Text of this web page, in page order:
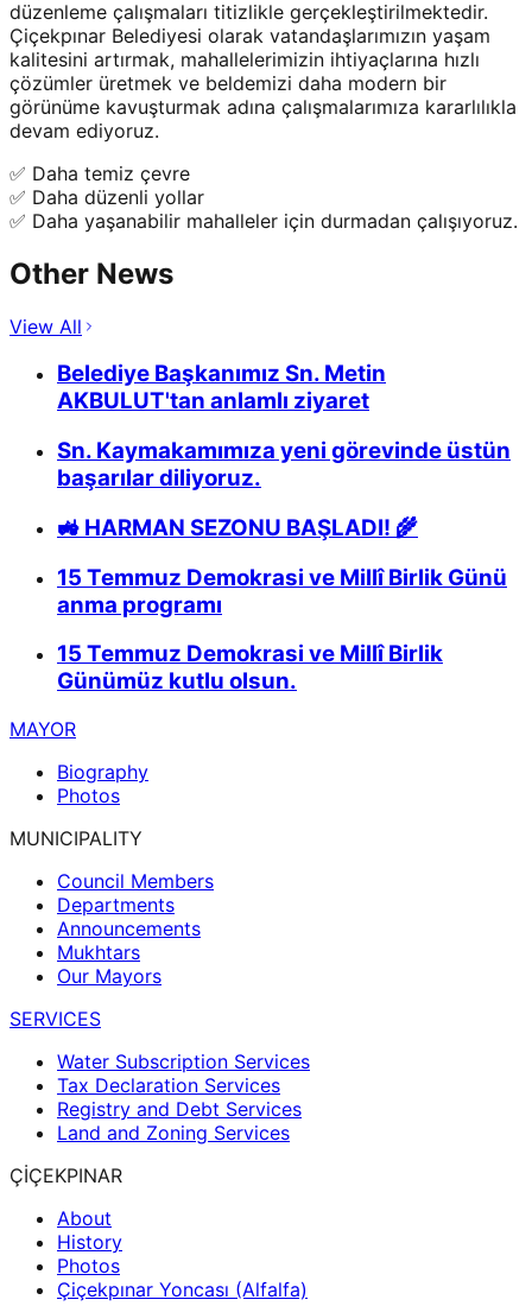
düzenleme çalışmaları titizlikle gerçekleştirilmektedir.
Çiçekpınar Belediyesi olarak vatandaşlarımızın yaşam
kalitesini artırmak, mahallelerimizin ihtiyaçlarına hızlı
çözümler üretmek ve beldemizi daha modern bir
görünüme kavuşturmak adına çalışmalarımıza kararlılıkla
devam ediyoruz.
✅ Daha temiz çevre
✅ Daha düzenli yollar
✅ Daha yaşanabilir mahalleler için durmadan çalışıyoruz.
Other News
View All
Belediye Başkanımız Sn. Metin
AKBULUT'tan anlamlı ziyaret
Sn. Kaymakamımıza yeni görevinde üstün
başarılar diliyoruz.
🚜 HARMAN SEZONU BAŞLADI! 🌾
15 Temmuz Demokrasi ve Millî Birlik Günü
anma programı
15 Temmuz Demokrasi ve Millî Birlik
Günümüz kutlu olsun.
MAYOR
Biography
Photos
MUNICIPALITY
Council Members
Departments
Announcements
Mukhtars
Our Mayors
SERVICES
Water Subscription Services
Tax Declaration Services
Registry and Debt Services
Land and Zoning Services
ÇİÇEKPINAR
About
History
Photos
Çiçekpınar Yoncası (Alfalfa)